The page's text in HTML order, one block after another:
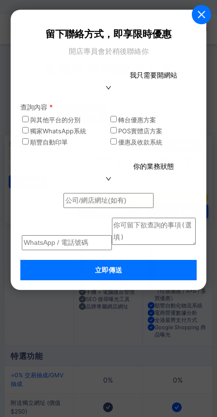
ZH
留下聯絡方式，即享限時優惠
開店專員會於稍後聯絡你
我只需要開網站
查詢內容 *
與其他平台的分別
轉台優惠方案
獨家WhatsApp系統
POS實體店方案
順豐自動印單
優惠及收款系統
你的業務狀態
立即傳送
最適合您的網店方案
所有方案均提供14天免費試用，網店起步話咁易！
加購功能 網店起步適用
（兩年繳）
限時優惠買1年送1年
全方位銷售商戶
HKD575
核心必備功能
0% 平台交易抽成
信用卡及電子支付整
手機 + 電腦後台管理
SEO 搜尋曝光工具
品牌專屬網店網址
（包含進階計劃所有內容）
批量商品管理工具
（任選優惠 / A+B / 多
買優惠）
順豐自動化物流系統
電商營運數據分析
全港最齊支付方式
Google Shopping 商
品曝光
特選功能
⭐️0% 交易抽成/GMV
抽成
0% 0%
附送獨立網址 (價值
$250)